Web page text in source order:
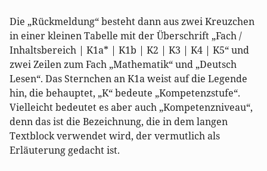
Die „Rückmeldung“ besteht dann aus zwei Kreuzchen
in einer kleinen Tabelle mit der Überschrift „Fach /
Inhaltsbereich | K1a* | K1b | K2 | K3 | K4 | K5“ und
zwei Zeilen zum Fach „Mathematik“ und „Deutsch
Lesen“. Das Sternchen an K1a weist auf die Legende
hin, die behauptet, „K“ bedeute „Kompetenzstufe“.
Vielleicht bedeutet es aber auch „Kompetenzniveau“,
denn das ist die Bezeichnung, die in dem langen
Textblock verwendet wird, der vermutlich als
Erläuterung gedacht ist.